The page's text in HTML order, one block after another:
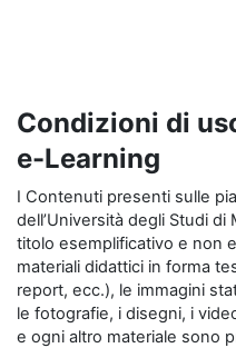
Condizioni di
e-Learning
I Contenuti presenti sulle
dell’Università degli Studi
titolo esemplificativo e non
materiali didattici in forma
report, ecc.), le immagini
le fotografie, i disegni, i
e ogni altro materiale sono